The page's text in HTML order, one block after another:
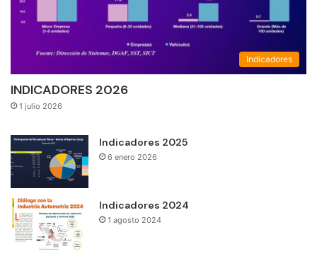
Indicadores
INDICADORES 2026
1 julio 2026
Indicadores 2025
6 enero 2026
Indicadores 2024
1 agosto 2024